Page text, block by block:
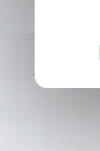
+33 (0) 1 44